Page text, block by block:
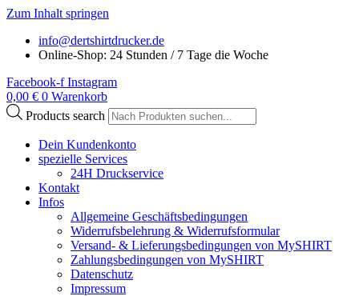
Zum Inhalt springen
info@dertshirtdrucker.de
Online-Shop: 24 Stunden / 7 Tage die Woche
Facebook-f Instagram
0,00 € 0 Warenkorb
Products search
Dein Kundenkonto
spezielle Services
24H Druckservice
Kontakt
Infos
Allgemeine Geschäftsbedingungen
Widerrufsbelehrung & Widerrufsformular
Versand- & Lieferungsbedingungen von MySHIRT
Zahlungsbedingungen von MySHIRT
Datenschutz
Impressum